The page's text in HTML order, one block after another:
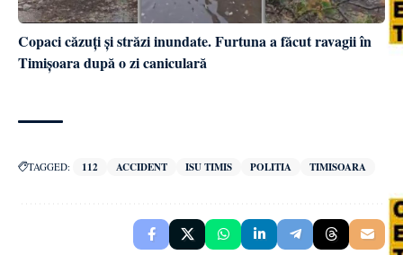
Copaci căzuți și străzi inundate. Furtuna a făcut ravagii în
Timișoara după o zi caniculară
TAGGED: 112 ACCIDENT ISU TIMIS POLITIA TIMISOARA